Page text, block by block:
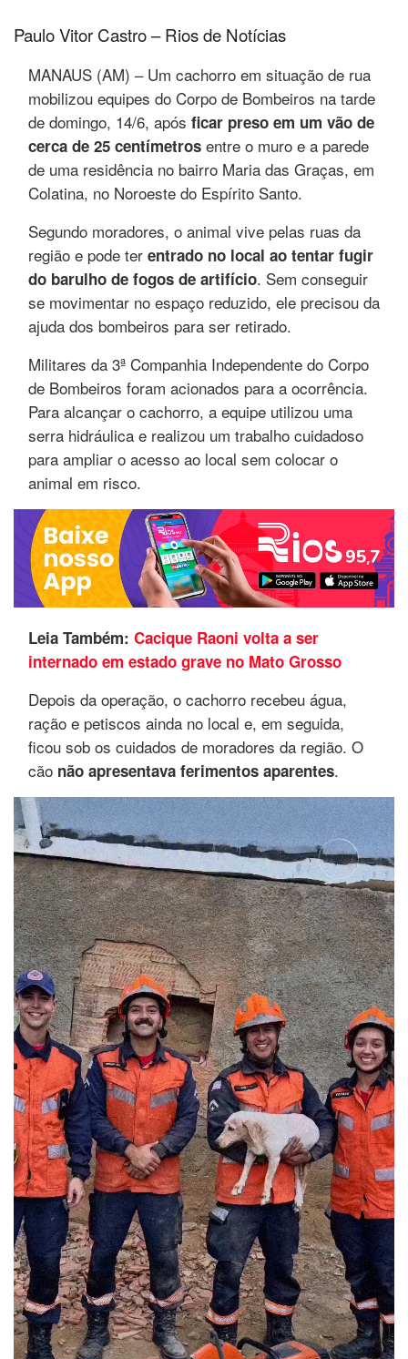
Paulo Vitor Castro – Rios de Notícias
MANAUS (AM) – Um cachorro em situação de rua
mobilizou equipes do Corpo de Bombeiros na tarde
de domingo, 14/6, após ficar preso em um vão de
cerca de 25 centímetros entre o muro e a parede
de uma residência no bairro Maria das Graças, em
Colatina, no Noroeste do Espírito Santo.
Segundo moradores, o animal vive pelas ruas da
região e pode ter entrado no local ao tentar fugir
do barulho de fogos de artifício. Sem conseguir
se movimentar no espaço reduzido, ele precisou da
ajuda dos bombeiros para ser retirado.
Militares da 3ª Companhia Independente do Corpo
de Bombeiros foram acionados para a ocorrência.
Para alcançar o cachorro, a equipe utilizou uma
serra hidráulica e realizou um trabalho cuidadoso
para ampliar o acesso ao local sem colocar o
animal em risco.
Leia Também: Cacique Raoni volta a ser
internado em estado grave no Mato Grosso
Depois da operação, o cachorro recebeu água,
ração e petiscos ainda no local e, em seguida,
ficou sob os cuidados de moradores da região. O
cão não apresentava ferimentos aparentes.